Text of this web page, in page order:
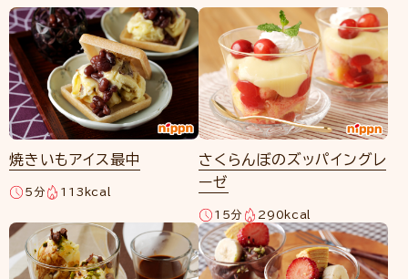
焼きいもアイス最中
5分 113kcal
さくらんぼのズッパイングレ
ーゼ
15分 290kcal